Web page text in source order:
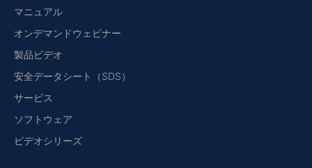
マニュアル
オンデマンドウェビナー
製品ビデオ
安全データシート（SDS）
サービス
ソフトウェア
ビデオシリーズ